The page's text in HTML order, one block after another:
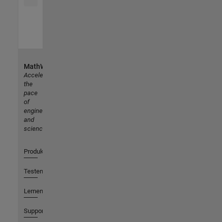
MathWorks
Accelerating
the
pace
of
engineering
and
science
Produkte
Testen oder Kaufen
Lernen
Support